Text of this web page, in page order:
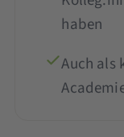
haben
Auch als